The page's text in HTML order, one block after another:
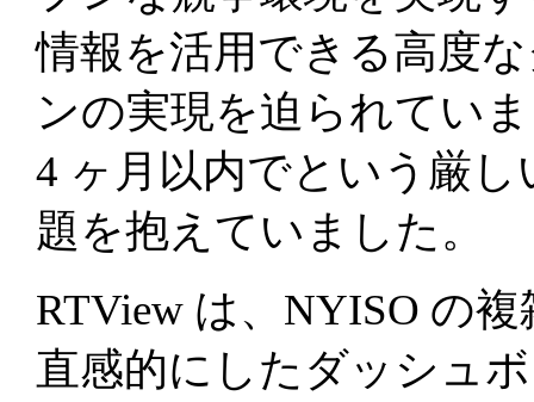
情報を活用できる高度
ンの実現を迫られてい
4 ヶ月以内でという厳
題を抱えていました。
RTView は、NYISO の
直感的にしたダッシュ